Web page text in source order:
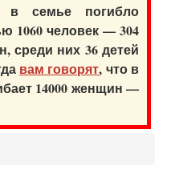
семье погибло
1060 человек — 304
них 36 детей
вам говорят, что в
14000 женщин —